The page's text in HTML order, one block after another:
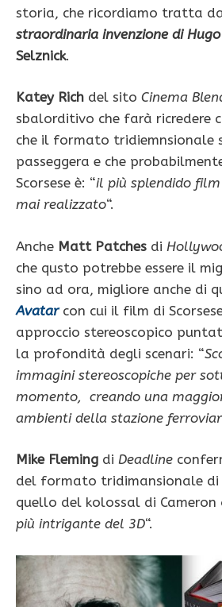
storia, che ricordiamo tratta
straordinaria invenzione di
Selznick.
Katey Rich del sito Cinema
sbalorditivo che farà ricredere
che il formato tridiemnsionale
passeggera e che
Scorsese è: “il più splendido
mai realizzato“.
Anche Matt Patches di
che qusto potrebbe essere il
sino ad ora, migliore anche di
Avatarcon cui il film di
approccio stereoscopico
la profondità degli scenari: “
immagini stereoscopiche per
momento, creando una
ambienti della stazione
Mike Fleming di Deadline
del formato tridimansionale
quello del kolossal di Cameron
più intrigante del 3D“.